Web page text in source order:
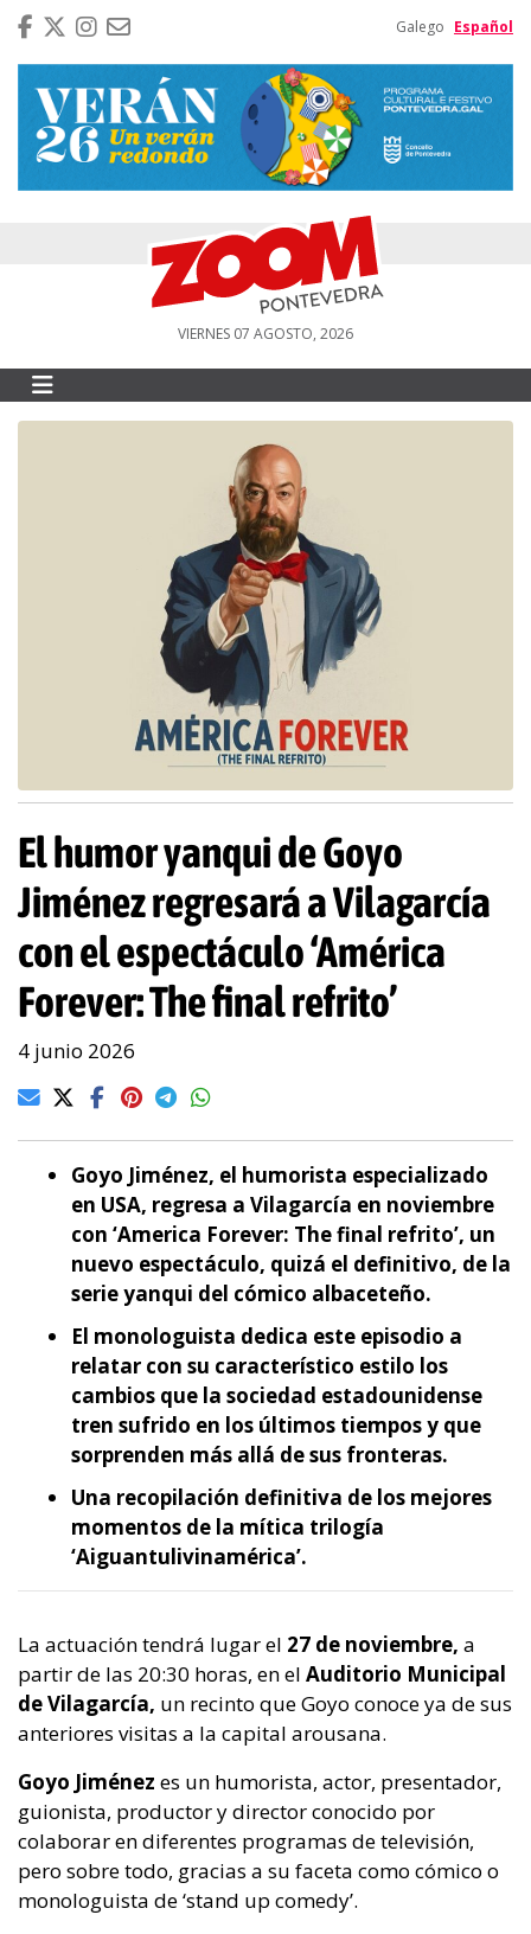
Galego Español
VIERNES 07 AGOSTO, 2026
El humor yanqui de Goyo
Jiménez regresará a Vilagarcía
con el espectáculo ‘América
Forever: The final refrito’
4 junio 2026
Goyo Jiménez, el humorista especializado
en USA, regresa a Vilagarcía en noviembre
con ‘America Forever: The final refrito’, un
nuevo espectáculo, quizá el definitivo, de la
serie yanqui del cómico albaceteño.
El monologuista dedica este episodio a
relatar con su característico estilo los
cambios que la sociedad estadounidense
tren sufrido en los últimos tiempos y que
sorprenden más allá de sus fronteras.
Una recopilación definitiva de los mejores
momentos de la mítica trilogía
‘Aiguantulivinamérica’.
La actuación tendrá lugar el 27 de noviembre, a
partir de las 20:30 horas, en el Auditorio Municipal
de Vilagarcía, un recinto que Goyo conoce ya de sus
anteriores visitas a la capital arousana.
Goyo Jiménez es un humorista, actor, presentador,
guionista, productor y director conocido por
colaborar en diferentes programas de televisión,
pero sobre todo, gracias a su faceta como cómico o
monologuista de ‘stand up comedy’.